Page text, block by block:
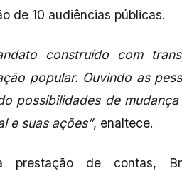
de 10 audiências públicas.
construído com
popular. Ouvindo as
possibilidades de
e suas ações”, enaltece.
prestação de contas,